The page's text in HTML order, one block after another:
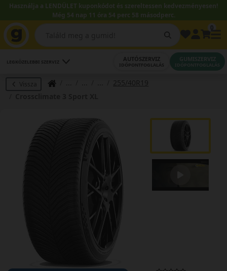
Használja a LENDÜLET kuponkódot és szereltessen kedvezményesen!
Még 54 nap 11 óra 54 perc 57 másodperc.
LEGKÖZELEBBI SZERVIZ AUTÓSZERVIZ
IDŐPONTFOGLALÁS
GUMISZERVIZ
IDŐPONTFOGLALÁS
Vissza
255/40R19